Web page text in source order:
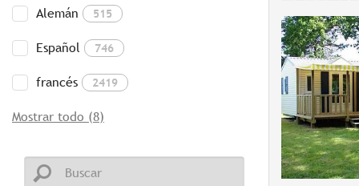
Alemán 515
Español 746
francés 2419
Mostrar todo (8)